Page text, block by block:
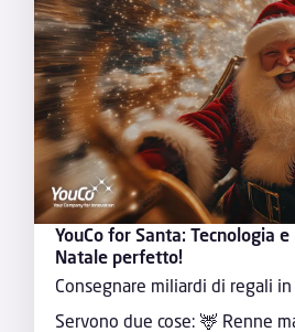
YouCo for Santa: Tecnologia
Natale perfetto!
Consegnare miliardi di regali
Servono due cose: 🦌 Renne